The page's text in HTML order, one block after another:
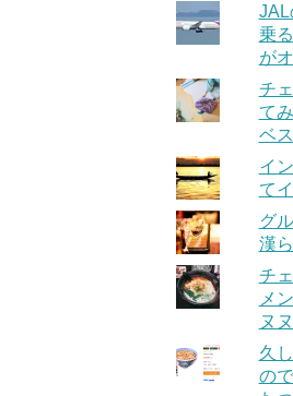
JAL
乗
が
チ
て
ベ
イ
て
グ
漢
チ
メ
ヌ
久
の